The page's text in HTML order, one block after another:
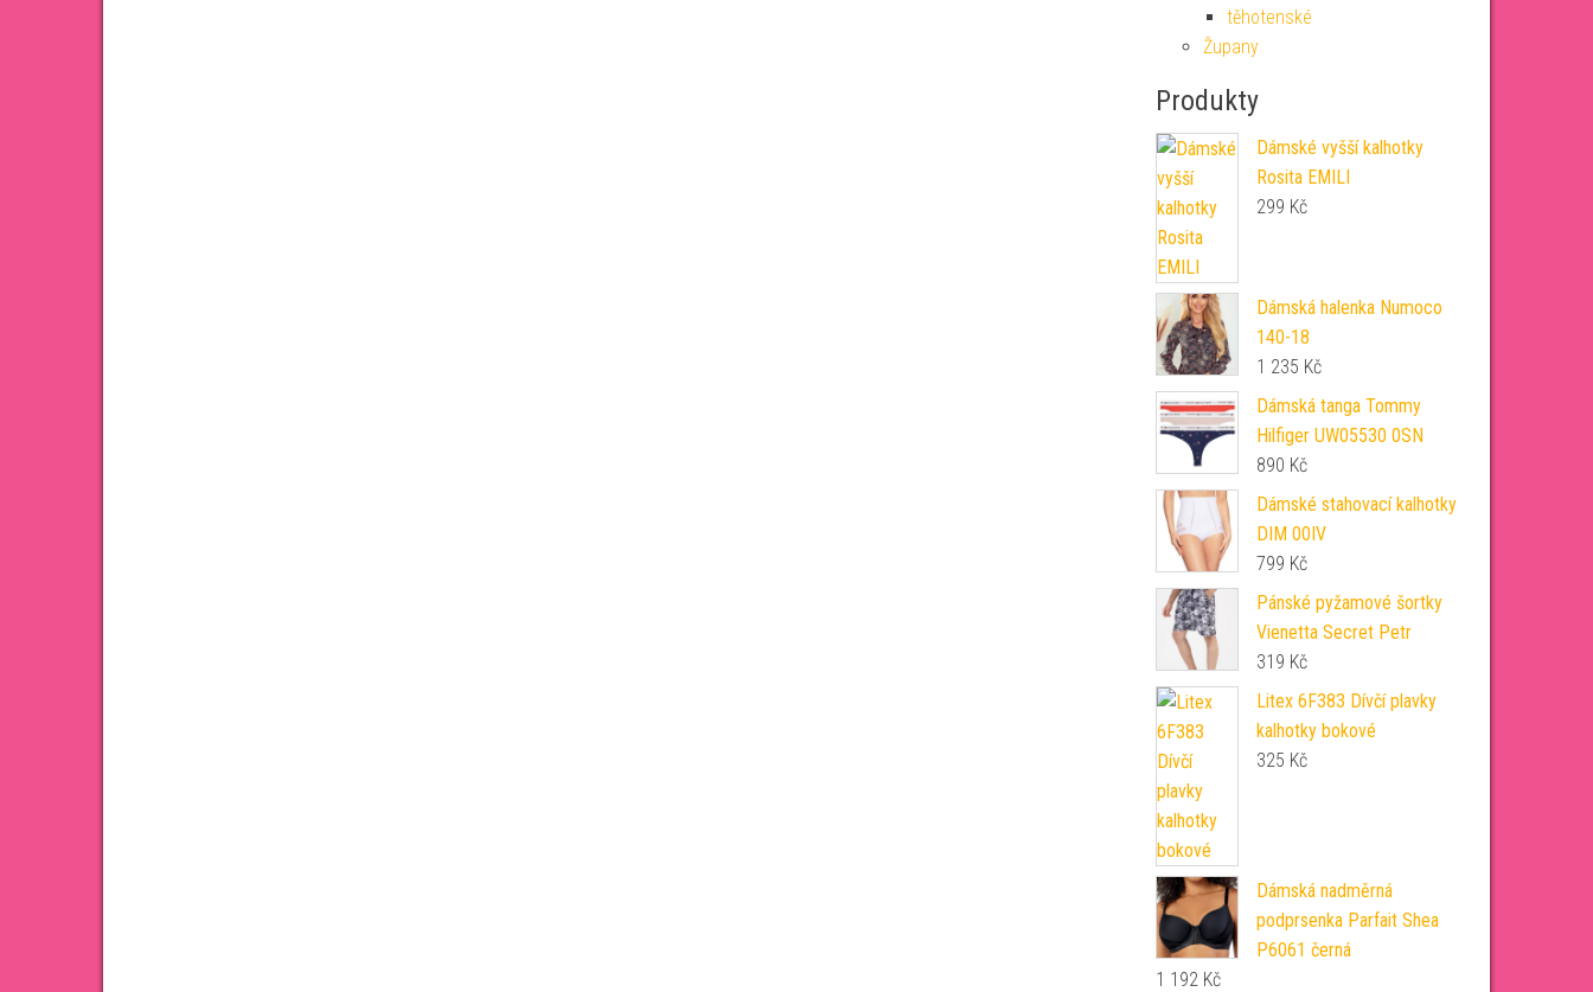
těhotenské
Župany
Produkty
Dámské vyšší kalhotky
Rosita EMILI
299 Kč
Dámská halenka Numoco
140-18
1 235 Kč
Dámská tanga Tommy
Hilfiger UW05530 0SN
890 Kč
Dámské stahovací kalhotky
DIM 00IV
799 Kč
Pánské pyžamové šortky
Vienetta Secret Petr
319 Kč
Litex 6F383 Dívčí plavky
kalhotky bokové
325 Kč
Dámská nadměrná
podprsenka Parfait Shea
P6061 černá
1 192 Kč